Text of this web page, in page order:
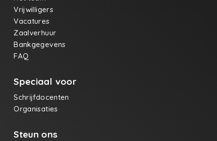
Vrijwilligers
Vacatures
Zaalverhuur
Bankgegevens
FAQ
Speciaal voor
Schrijfdocenten
Organisaties
Steun ons